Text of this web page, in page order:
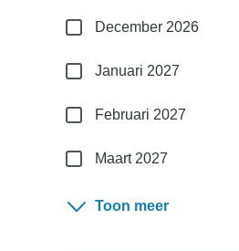
December 2026
Januari 2027
Februari 2027
Maart 2027
Toon meer